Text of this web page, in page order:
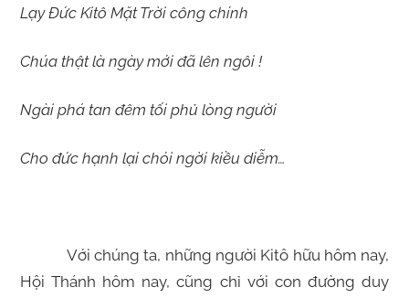
Lạy Đức Kitô Mặt Trời công chính
Chúa thật là ngày mới đã lên ngôi !
Ngài phá tan đêm tối phủ lòng người
Cho đức hạnh lại chói ngời kiều diễm…
Với chúng ta, những người Kitô hữu hôm nay,
Hội Thánh hôm nay, cũng chỉ với con đường duy